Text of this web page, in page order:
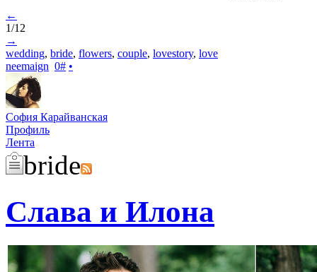
←
1/12
→
wedding, bride, flowers, couple, lovestory, love
neemaign 0# •
София Карайванская
Профиль
Лента
bride
Слава и Илона